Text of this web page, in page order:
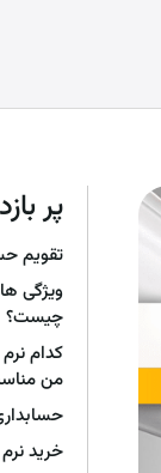
پر
تقویم
ویژگی
چیست؟
کدام
من
خرید